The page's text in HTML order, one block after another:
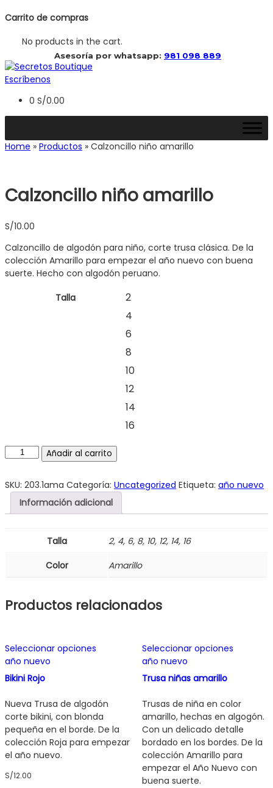
Carrito de compras
No products in the cart.
Asesoría por whatsapp: 981 098 889
Escríbenos
0 S/0.00
Home » Productos » Calzoncillo niño amarillo
Calzoncillo niño amarillo
S/10.00
Calzoncillo de algodón para niño, corte trusa clásica. De la
colección Amarillo para empezar el año nuevo con buena
suerte. Hecho con algodón peruano.
Talla
2
4
6
8
10
12
14
16
Añadir al carrito
SKU: 203.1ama Categoría: Uncategorized Etiqueta: año nuevo
Información adicional
Talla
2, 4, 6, 8, 10, 12, 14, 16
Color
Amarillo
Productos relacionados
Seleccionar opciones
Las
opciones
se
pueden
año nuevo
Bikini Rojo
Nueva Trusa de algodón
corte bikini, con blonda
pequeña en el borde. De la
colección Roja para empezar
el año nuevo.
S/12.00
Seleccionar opcionesproducto
Las
opciones
se
pueden
elegir
en
año nuevo
Trusa niñas amarillo
Trusas de niña en color
amarillo, hechas en algogón.
Con un delicado detalle
bordado en los bordes. De la
colección Amarillo para
empezar el Año Nuevo con
buena suerte.